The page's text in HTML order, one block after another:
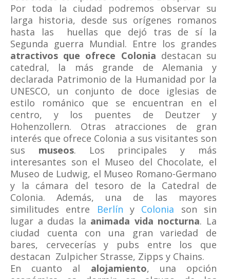
Por toda la ciudad podremos observar su
larga historia, desde sus orígenes romanos
hasta las huellas que dejó tras de sí la
Segunda guerra Mundial. Entre los grandes
atractivos que ofrece Colonia destacan su
catedral, la más grande de Alemania y
declarada Patrimonio de la Humanidad por la
UNESCO, un conjunto de doce iglesias de
estilo románico que se encuentran en el
centro, y los puentes de Deutzer y
Hohenzollern. Otras atracciones de gran
interés que ofrece Colonia a sus visitantes son
sus museos. Los principales y más
interesantes son el Museo del Chocolate, el
Museo de Ludwig, el Museo Romano-Germano
y la cámara del tesoro de la Catedral de
Colonia. Además, una de las mayores
similitudes entre Berlín y Colonia son sin
lugar a dudas la animada vida nocturna. La
ciudad cuenta con una gran variedad de
bares, cervecerías y pubs entre los que
destacan Zulpicher Strasse, Zipps y Chains.
En cuanto al alojamiento, una opción